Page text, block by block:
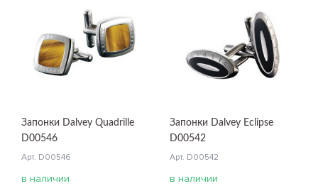
Запонки Dalvey Quadrille
D00546
Арт. D00546
в наличии
Запонки Dalvey Eclipse
D00542
Арт. D00542
в наличии